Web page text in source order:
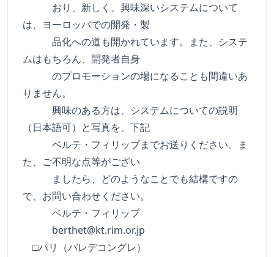
おり、新しく、興味深いシステムについて
は、ヨーロッパでの開発・製
品化への道も開かれています。また、システ
ムはもちろん、開発者自身
のプロモーションの場になることも間違いあ
りません。
興味のある方は、システムについての説明
（日本語可）と写真を、下記
ベルテ・フィリップまでお送りください。ま
た、ご不明な点等がござい
ましたら、どのようなことでも結構ですの
で、お問い合わせください。
ベルテ・フィリップ
berthet@kt.rim.or.jp
□パリ（パレデコングレ）